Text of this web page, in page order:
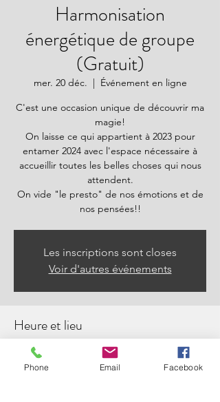
Harmonisation
énergétique de groupe
(Gratuit)
mer. 20 déc.
  |
Événement en ligne
C'est une occasion unique de découvrir ma
magie!
On laisse ce qui appartient à 2023 pour
entamer 2024 avec l'espace nécessaire à
accueillir toutes les belles choses qui nous
attendent.
On vide "le presto" de nos émotions et de
nos pensées!!
Les inscriptions sont closes
Voir d'autres événements
Heure et lieu
20 déc. 2023, 19 h 00 – 20 h 00
Événement en ligne
Phone Email Facebook